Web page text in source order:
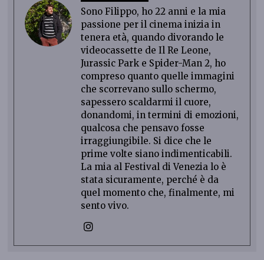
Sono Filippo, ho 22 anni e la mia
passione per il cinema inizia in
tenera età, quando divorando le
videocassette de Il Re Leone,
Jurassic Park e Spider-Man 2, ho
compreso quanto quelle immagini
che scorrevano sullo schermo,
sapessero scaldarmi il cuore,
donandomi, in termini di emozioni,
qualcosa che pensavo fosse
irraggiungibile. Si dice che le
prime volte siano indimenticabili.
La mia al Festival di Venezia lo è
stata sicuramente, perché è da
quel momento che, finalmente, mi
sento vivo.